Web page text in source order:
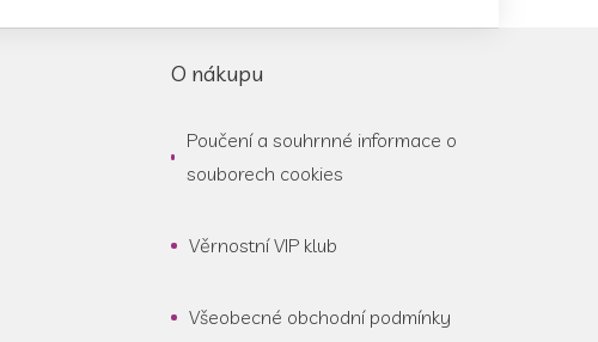
O nákupu
Poučení a souhrnné informace o
souborech cookies
Věrnostní VIP klub
Všeobecné obchodní podmínky